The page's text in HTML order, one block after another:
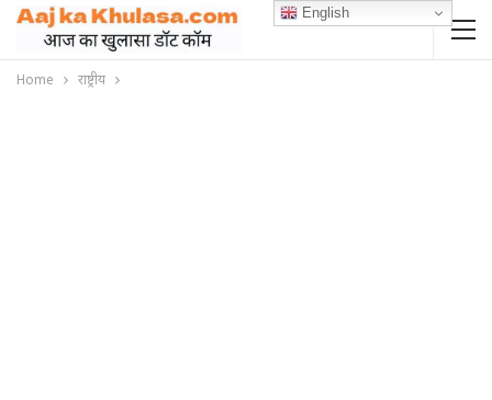
Home राष्ट्रीय
English